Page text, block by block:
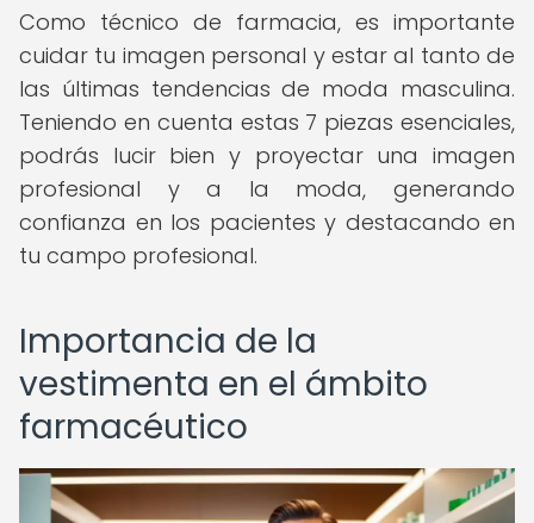
Como técnico de farmacia, es importante
cuidar tu imagen personal y estar al tanto de
las últimas tendencias de moda masculina.
Teniendo en cuenta estas 7 piezas esenciales,
podrás lucir bien y proyectar una imagen
profesional y a la moda, generando
confianza en los pacientes y destacando en
tu campo profesional.
Importancia de la
vestimenta en el ámbito
farmacéutico